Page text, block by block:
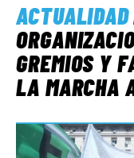
ACTUALIDAD
GREMIOS Y
LA MARCHA